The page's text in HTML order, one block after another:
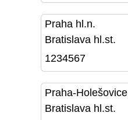
Praha hl.n.
Bratislava hl.st.
1234567
Praha-Holešovice
Bratislava hl.st.